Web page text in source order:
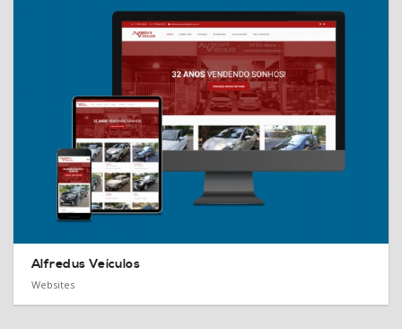
Alfredus Veículos
Websites